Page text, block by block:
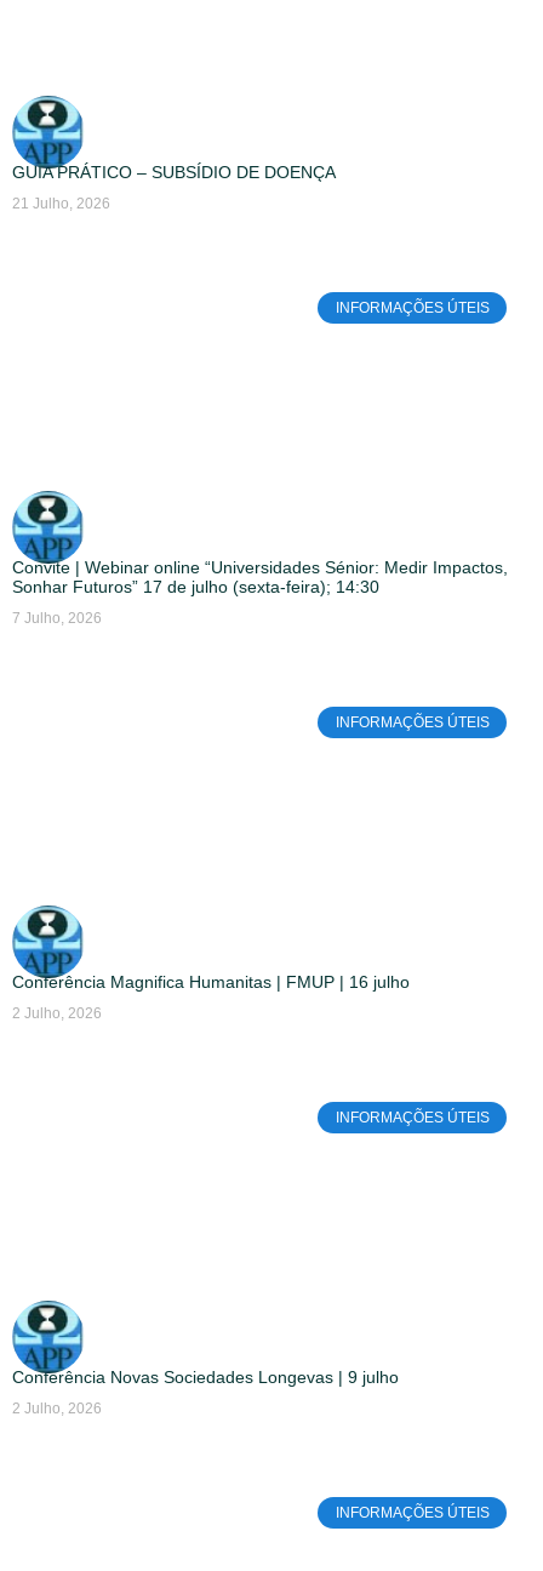
GUIA PRÁTICO – SUBSÍDIO DE DOENÇA
21 Julho, 2026
INFORMAÇÕES ÚTEIS
Convite | Webinar online “Universidades Sénior: Medir Impactos,
Sonhar Futuros” 17 de julho (sexta-feira); 14:30
7 Julho, 2026
INFORMAÇÕES ÚTEIS
Conferência Magnifica Humanitas | FMUP | 16 julho
2 Julho, 2026
INFORMAÇÕES ÚTEIS
Conferência Novas Sociedades Longevas | 9 julho
2 Julho, 2026
INFORMAÇÕES ÚTEIS